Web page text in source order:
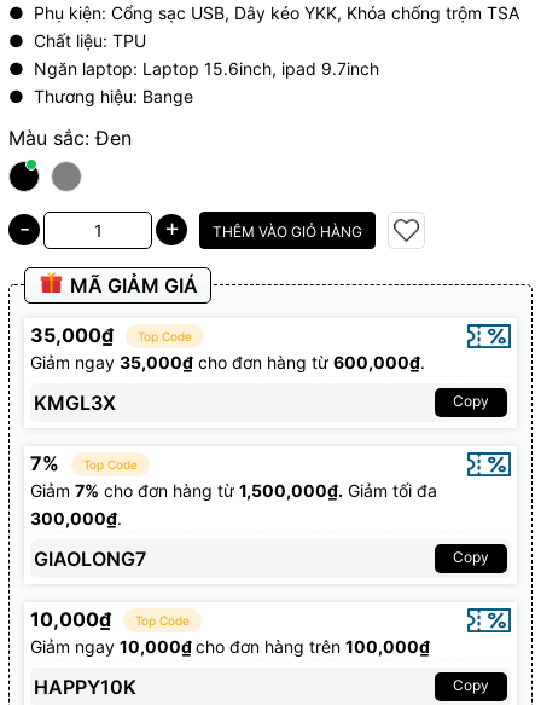
● Phụ kiện: Cổng sạc USB, Dây kéo YKK, Khóa chống trộm TSA
● Chất liệu: TPU
● Ngăn laptop: Laptop 15.6inch, ipad 9.7inch
● Thương hiệu: Bange
Màu sắc:Đen
- + THÊM VÀO GIỎ HÀNG
MÃ GIẢM GIÁ
35,000₫ Top Code
Giảm ngay 35,000₫ cho đơn hàng từ 600,000₫.
KMGL3X Copy
7% Top Code
Giảm 7% cho đơn hàng từ 1,500,000₫. Giảm tối đa
300,000₫.
GIAOLONG7 Copy
10,000₫ Top Code
Giảm ngay 10,000₫cho đơn hàng trên 100,000₫
HAPPY10K Copy